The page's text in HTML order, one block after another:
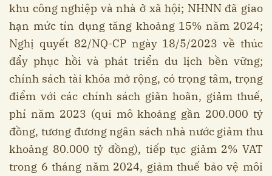
khu công nghiệp và nhà ở xã hội; NHNN đã giao
hạn mức tín dụng tăng khoảng 15% năm 2024;
Nghị quyết 82/NQ-CP ngày 18/5/2023 về thúc
đẩy phục hồi và phát triển du lịch bền vững;
chính sách tài khóa mở rộng, có trọng tâm, trọng
điểm với các chính sách giãn hoãn, giảm thuế,
phí năm 2023 (qui mô khoảng gần 200.000 tỷ
đồng, tương đương ngân sách nhà nước giảm thu
khoảng 80.000 tỷ đồng), tiếp tục giảm 2% VAT
trong 6 tháng năm 2024, giảm thuế bảo vệ môi